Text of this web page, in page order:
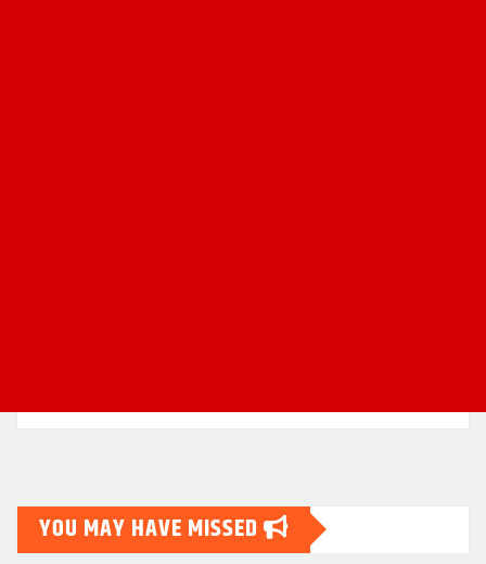
YOU MAY HAVE MISSED